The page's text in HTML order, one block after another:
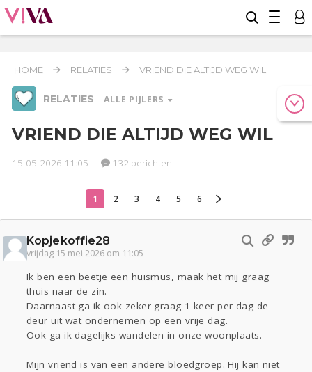
HOME RELATIES VRIEND DIE ALTIJD WEG WIL
RELATIES ALLE PIJLERS
Werk & Studie Geld & Recht
Seks Gezondheid
Coronavirus
Overig
Actueel Oekraïne
Zwanger
Psyche
Sport
Contact Viva zoekt
Aangeboden
Gevraagd
Horen Doen
Lezen
VRIEND DIE ALTIJD WEG WIL
15-05-2026 11:05 132 berichten
1 2 3 4 5 6
Kopjekoffie28
vrijdag 15 mei 2026 om 11:05
Ik ben een beetje een huismus, maak het mij graag
thuis naar de zin.
Daarnaast ga ik ook zeker graag 1 keer per dag de
deur uit wat ondernemen op een vrije dag.
Ook ga ik dagelijks wandelen in onze woonplaats.
Mijn vriend is van een andere bloedgroep. Hij kan niet